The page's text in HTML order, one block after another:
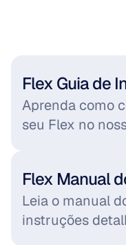
Flex Guia de
Aprenda como
seu Flex no
Flex Manual
Leia o manual
instruções